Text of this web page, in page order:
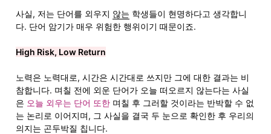
사실, 저는 단어를 외우지 않는 학생들이 현명하다고 생각합니
다. 단어 암기가 매우 위험한 행위이기 때문이죠.
High Risk, Low Return
노력은 노력대로, 시간은 시간대로 쓰지만 그에 대한 결과는 비
참합니다. 며칠 전에 외운 단어가 오늘 떠오르지 않는다는 사실
은 오늘 외우는 단어 또한 며칠 후 그러할 것이라는 반박할 수 없
는 논리로 이어지며, 그 사실을 결국 두 눈으로 확인한 후 우리의
의지는 곤두박질 칩니다.